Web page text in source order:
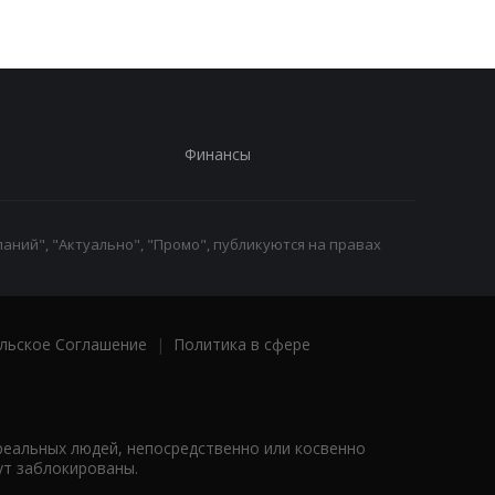
Финансы
"Актуально", "Промо", публикуются на правах
Соглашение |
Политика в сфере
людей, непосредственно или косвенно
заблокированы.